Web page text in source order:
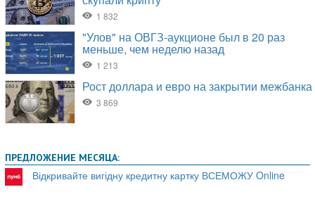
ПРЕДЛОЖЕНИЕ МЕСЯЦА:
Відкривайте вигідну кредитну картку ВСЕМОЖУ Online